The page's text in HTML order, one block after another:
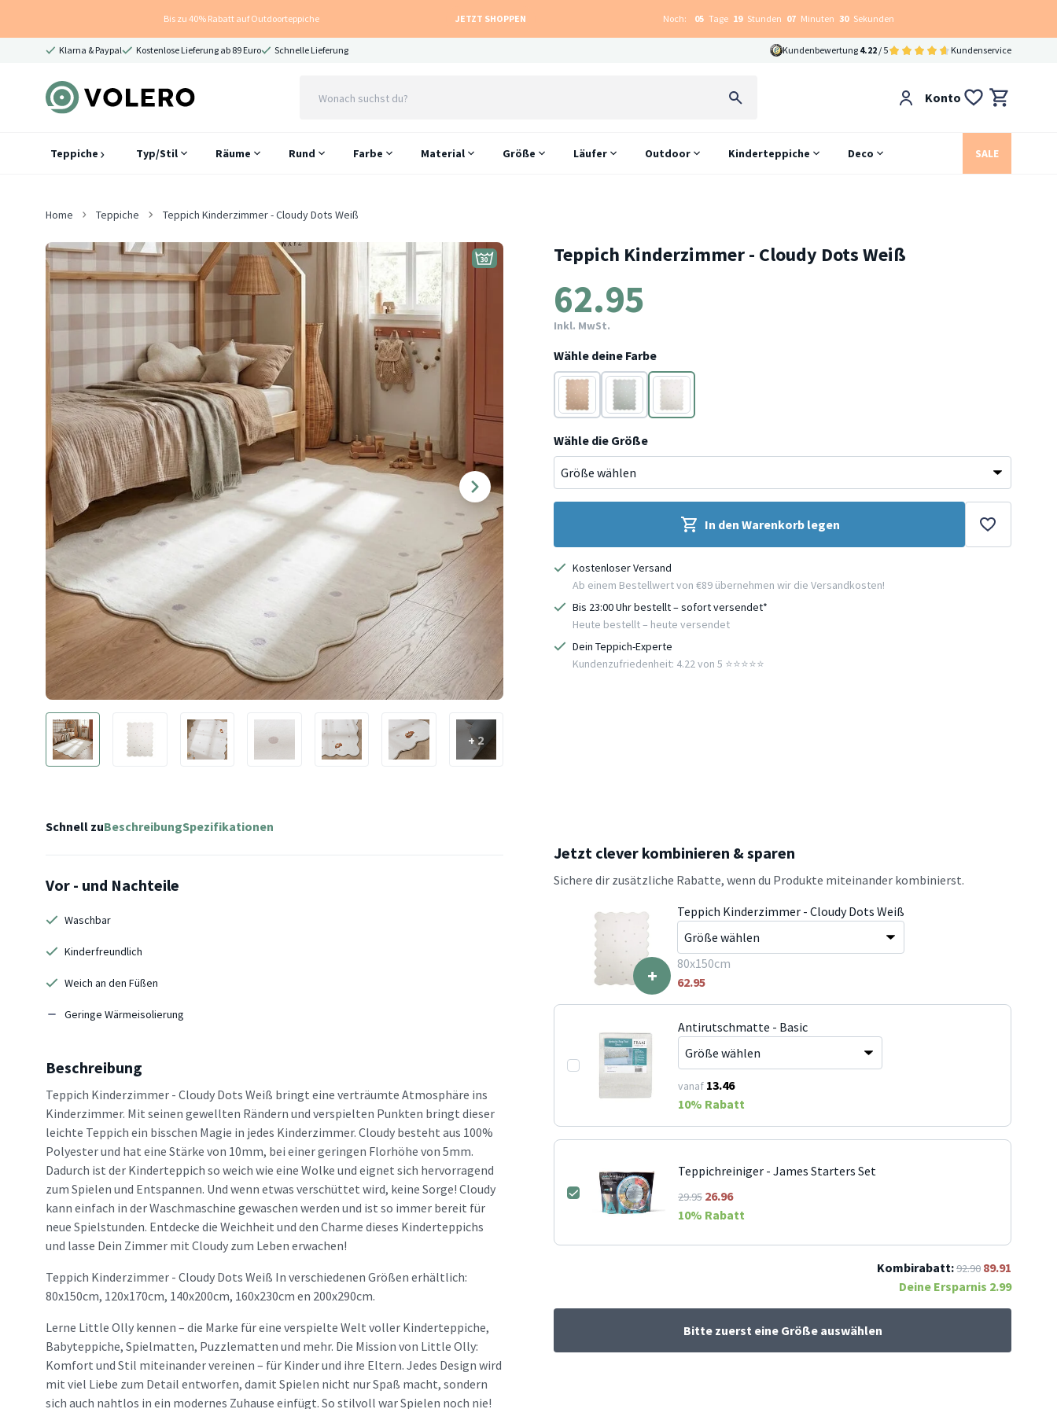
Bis zu 40% Rabatt auf Outdoorteppiche JETZT SHOPPEN Noch: 05 Tage 19 Stunden 07 Minuten 29 Sekunden
Klarna & Paypal Kostenlose Lieferung ab 89 Euro Schnelle Lieferung Kundenbewertung 4.22 / 5 Kundenservice
Konto
Teppiche Typ/Stil Räume Rund Farbe Material Größe Läufer Outdoor Kinderteppiche Deco SALE
Home Teppiche Teppich Kinderzimmer - Cloudy Dots Weiß
+ 2
Teppich Kinderzimmer - Cloudy Dots Weiß
62.95
Inkl. MwSt.
Wähle deine Farbe
Beige Mint
Weiß
Wähle die Größe
In den Warenkorb legen
Kostenloser Versand
Ab einem Bestellwert von €89 übernehmen wir die Versandkosten!
Bis 23:00 Uhr bestellt – sofort versendet*
Heute bestellt – heute versendet
Dein Teppich-Experte
Kundenzufriedenheit: 4.22 von 5 ⭐️⭐️⭐️⭐️⭐️
Schnell zuBeschreibungSpezifikationen
Vor - und Nachteile
Waschbar
Kinderfreundlich
Weich an den Füßen
Geringe Wärmeisolierung
Beschreibung
Teppich Kinderzimmer - Cloudy Dots Weiß bringt eine verträumte Atmosphäre ins
Kinderzimmer. Mit seinen gewellten Rändern und verspielten Punkten bringt dieser
leichte Teppich ein bisschen Magie in jedes Kinderzimmer. Cloudy besteht aus 100%
Polyester und hat eine Stärke von 10mm, bei einer geringen Florhöhe von 5mm.
Dadurch ist der Kinderteppich so weich wie eine Wolke und eignet sich hervorragend
zum Spielen und Entspannen. Und wenn etwas verschüttet wird, keine Sorge! Cloudy
kann einfach in der Waschmaschine gewaschen werden und ist so immer bereit für
neue Spielstunden. Entdecke die Weichheit und den Charme dieses Kinderteppichs
und lasse Dein Zimmer mit Cloudy zum Leben erwachen!
Teppich Kinderzimmer - Cloudy Dots Weiß In verschiedenen Größen erhältlich:
80x150cm, 120x170cm, 140x200cm, 160x230cm en 200x290cm.
Lerne Little Olly kennen – die Marke für eine verspielte Welt voller Kinderteppiche,
Babyteppiche, Spielmatten, Puzzlematten und mehr. Die Mission von Little Olly:
Komfort und Stil miteinander vereinen – für Kinder und ihre Eltern. Jedes Design wird
mit viel Liebe zum Detail entworfen, damit Spielen nicht nur Spaß macht, sondern
sich auch nahtlos in ein modernes Zuhause einfügt. So stilvoll war Spielen noch nie!
Jetzt clever kombinieren & sparen
Sichere dir zusätzliche Rabatte, wenn du Produkte miteinander kombinierst.
+
Teppich Kinderzimmer - Cloudy Dots Weiß
80x150cm
62.95
Antirutschmatte - Basic
vanaf 13.46
10% Rabatt
Teppichreiniger - James Starters Set
29.95 26.96
10% Rabatt
Kombirabatt:92.90 89.91
Deine Ersparnis 2.99
Bitte zuerst eine Größe auswählen